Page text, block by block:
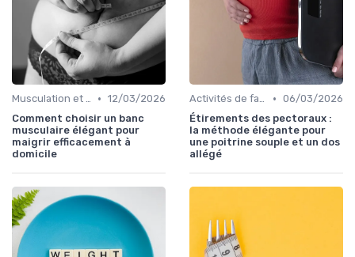
Musculation et tonification • 12/03/2026
Comment choisir un banc
musculaire élégant pour
maigrir efficacement à
domicile
Activités de faible intensité • 06/03/2026
Étirements des pectoraux :
la méthode élégante pour
une poitrine souple et un dos
allégé